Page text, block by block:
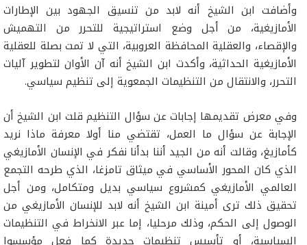
وأضافت ابن الشيخ أنه لابد من تنسيق الجهود بين الإطارات
الأمازيغية، من أجل وضع استراتيجية للتحرر من التهميش
والإقصاء، والعقلية المحافظة العروبية، التي لا تمت بصلة للعقلية
الأمازيغية الحداثية، وأكدت ابن الشيخ أنه آن الأوان لتطوير آليات
التحرر، والانتقال من التنظيمات الجمعوية إلى تنظيم سياسي.
وفي معرض تقديمها إجابات عن سؤال التنظيم قلت ابن الشيخ أن
الإجابة عن سؤال ما العمل، تقتضي منا أولا معرفة ماذا نريد
كأمازيغ، وقالت أنه من الجيد أننا بدأنا نفكر في الإنسان الأمازيغي
الذي كان المحور الأساسي في ميثاق تامزغا، الذي طرحه التجمع
العالمي الأمازيغي كمشروع سياسي بديل ومتكامل، ومن أجل
تحقيق ذلك ترى أمينة ابن الشيخ أنه لابد للإنسان الأمازيغي من
الوصول إلى الحكم، وذلك مرحليا، إما عبر الانخراط في التنظيمات
السياسية، أو تأسيس تنظيمات جديدة كما فعل مؤسسوا